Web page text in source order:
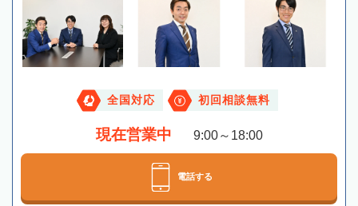
全国対応 初回相談無料
現在営業中 9:00～18:00
電話する